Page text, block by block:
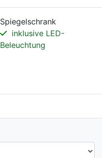
Spiegelschrank
inklusive LED-
Beleuchtung